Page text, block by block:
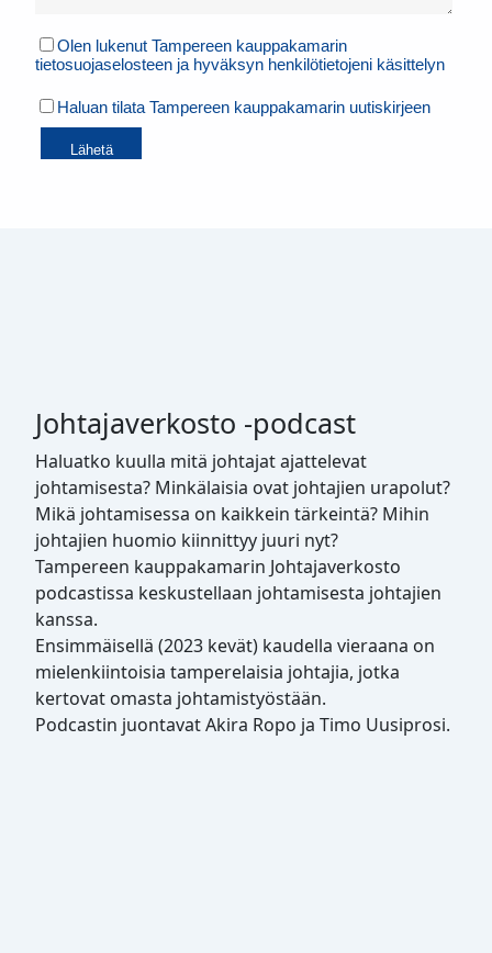
Johtajaverkosto -podcast
Haluatko kuulla mitä johtajat ajattelevat
johtamisesta? Minkälaisia ovat johtajien urapolut?
Mikä johtamisessa on kaikkein tärkeintä? Mihin
johtajien huomio kiinnittyy juuri nyt?
Tampereen kauppakamarin Johtajaverkosto
podcastissa keskustellaan johtamisesta johtajien
kanssa.
Ensimmäisellä (2023 kevät) kaudella vieraana on
mielenkiintoisia tamperelaisia johtajia, jotka
kertovat omasta johtamistyöstään.
Podcastin juontavat Akira Ropo ja Timo Uusiprosi.